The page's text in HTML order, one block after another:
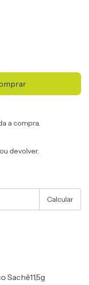
a compra.
devolver.
Calcular